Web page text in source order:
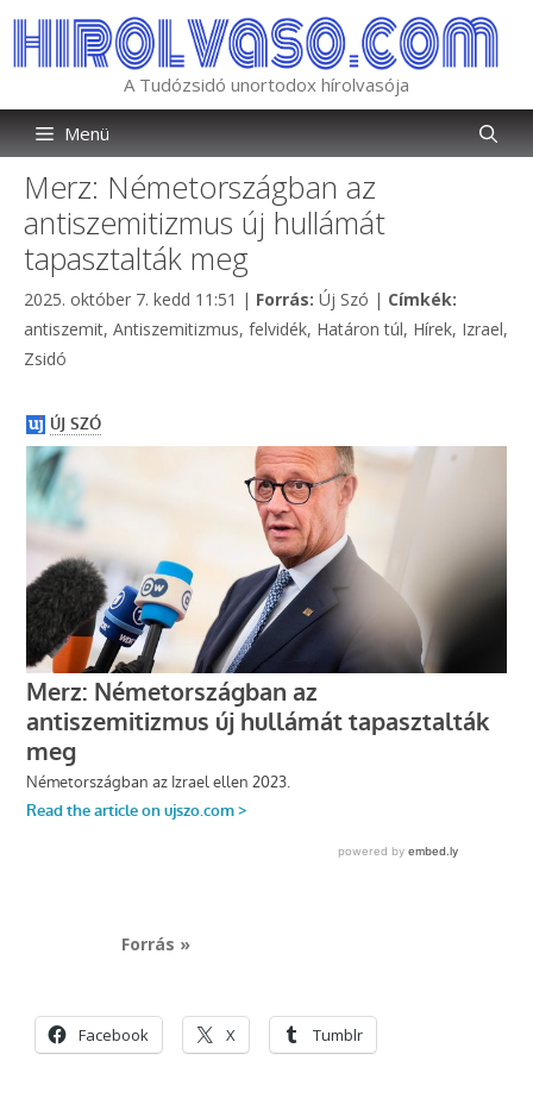
tartalomba
A Tudózsidó unortodox hírolvasója
Menü
Merz: Németországban az
antiszemitizmus új hullámát
tapasztalták meg
2025. október 7. kedd 11:51 | Forrás: Kategória
Új Szó | Címkék:
antiszemit, Antiszemitizmus, felvidék, Határon túl, Hírek, Izrael,
Zsidó
Forrás »
Facebook X Tumblr